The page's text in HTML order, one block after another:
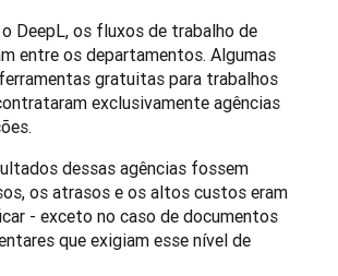
DeepL, os fluxos de trabalho de
entre os departamentos. Algumas
gratuitas para trabalhos
exclusivamente agências
dessas agências fossem
os atrasos e os altos custos eram
- exceto no caso de documentos
que exigiam esse nível de